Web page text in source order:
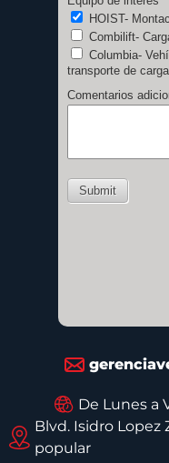
De Lunes a
Blvd. Isidro Lopez
popular